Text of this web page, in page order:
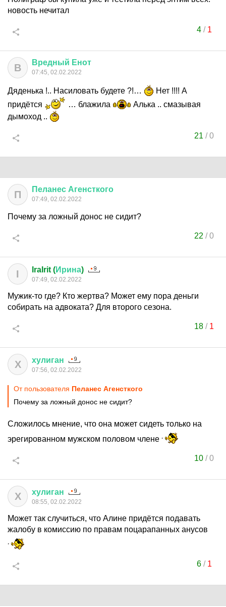
новость нечитал
4/ 1
В Вредный Енот
07:45, 02.02.2022
Дяденька !.. Насиловать будете ?!…
Нет !!!! А
придётся
… блажила
Алька .. смазывая
дымоход ..
21 /0
П Пеланес Агенсткого
07:49, 02.02.2022
Почему за ложный донос не сидит?
22 /0
I IraIrit (Ирина)
07:49, 02.02.2022
Мужик-то где? Кто жертва? Может ему пора деньги
собирать на адвоката? Для второго сезона.
18 / 1
Х хулиган
07:56, 02.02.2022
От пользователя Пеланес Агенсткого
Почему за ложный донос не сидит?
Сложилось мнение, что она может сидеть только на
эрегированном мужском половом члене
10 /0
Х хулиган
08:55, 02.02.2022
Может так случиться, что Алине придётся подавать
жалобу в комиссию по правам поцарапанных анусов
6/ 1